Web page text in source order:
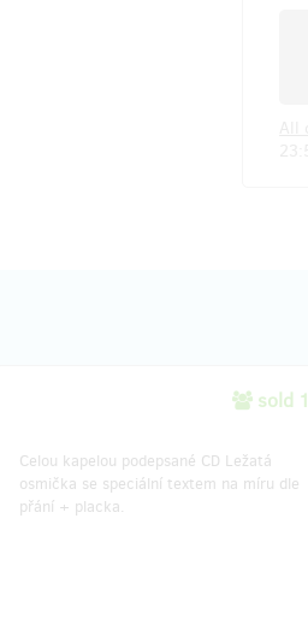
sold 1
Celou kapelou podepsané CD Ležatá
osmička se speciální textem na míru dle
přání + placka.